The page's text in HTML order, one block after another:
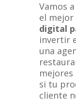
Vamos
el mejor
digital
invertir
una
si tu
cliente